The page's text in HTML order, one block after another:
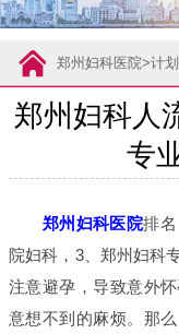
郑州妇科医院>计
郑州妇科人
专
郑州妇科医院排
院妇科，3、郑州妇科
注意避孕，导致意外
意想不到的麻烦。那